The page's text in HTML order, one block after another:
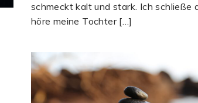
schmeckt kalt und stark. Ich schließe
höre meine Tochter […]